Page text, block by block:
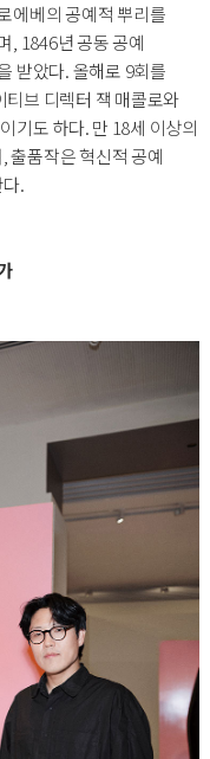
에베의 공예적 뿌리를
, 1846년 공동 공예
받았다. 올해로 9회를
브 디렉터 잭 매콜로와
기도 하다. 만 18세 이상의
출품작은 혁신적 공예
.